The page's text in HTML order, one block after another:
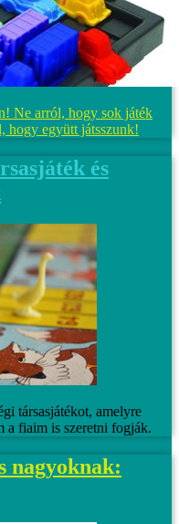
Ne arról, hogy sok játék
hogy együtt játsszunk!
és
társasjátékot, amelyre
a fiaim is szeretni fogják.
nagyoknak: